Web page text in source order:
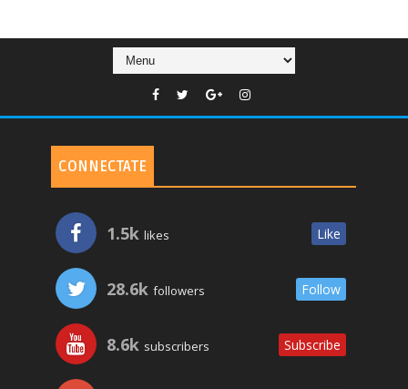
CONNECTATE
1.5k likes Like
28.6k followers Follow
8.6k subscribers Subscribe